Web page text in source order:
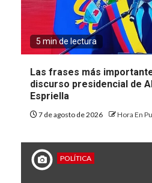
5 min de lectura
Las frases más
discurso presidencial de
Espriella
7 de agosto de 2026 Hora En
POLÍTICA